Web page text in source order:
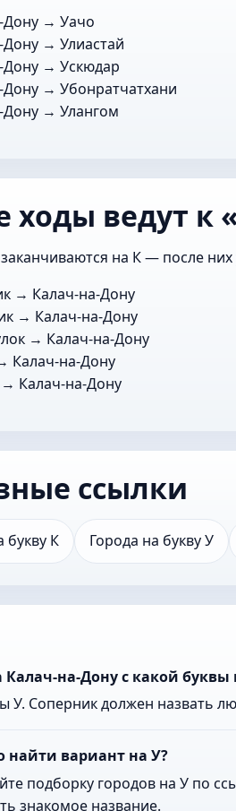
Дону →Уачо
Дону →Улиастай
Дону →Ускюдар
Дону →Убонратчатхани
Дону →Улангом
ходы ведут к
на К — после
→ Калач-на-Дону
→ Калач-на-Дону
→ Калач-на-Дону
Калач-на-Дону
→ Калач-на-Дону
ссылки
букву К Города на букву У
Калач-на-Дону с какой
У. Соперник должен назвать
найти вариант на У?
подборку городов на У по
знакомое название.